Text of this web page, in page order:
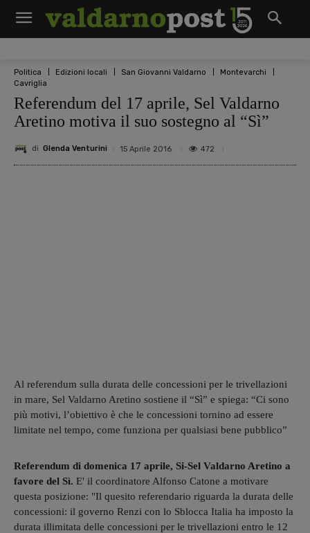
Politica Edizioni locali San Giovanni Valdarno
Montevarchi
Cavriglia
Referendum del 17 aprile, Sel Valdarno
Aretino motiva il suo sostegno al “Sì”
di Glenda Venturini 15 Aprile 2016 472
Al referendum sulla durata delle concessioni per le trivellazioni
in mare, Sel Valdarno Aretino sostiene il “Sì” e spiega: “Ci sono
più motivi, l’obiettivo è che le concessioni tornino ad essere
limitate nel tempo, come funziona per qualsiasi bene pubblico”
Referendum di domenica 17 aprile, Si-Sel Valdarno Aretino a
favore del Sì. E' il coordinatore Alfonso Catone a motivare
questa posizione: "Il quesito referendario riguarda la durata delle
concessioni: il governo Renzi con lo Sblocca Italia ha imposto la
durata illimitata delle concessioni per le trivellazioni entro le 12